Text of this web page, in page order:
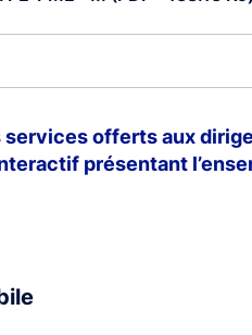
services offerts aux
présentant